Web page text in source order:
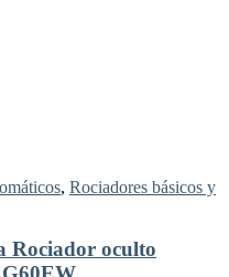
, Rociadores básicos y
Rociador oculto